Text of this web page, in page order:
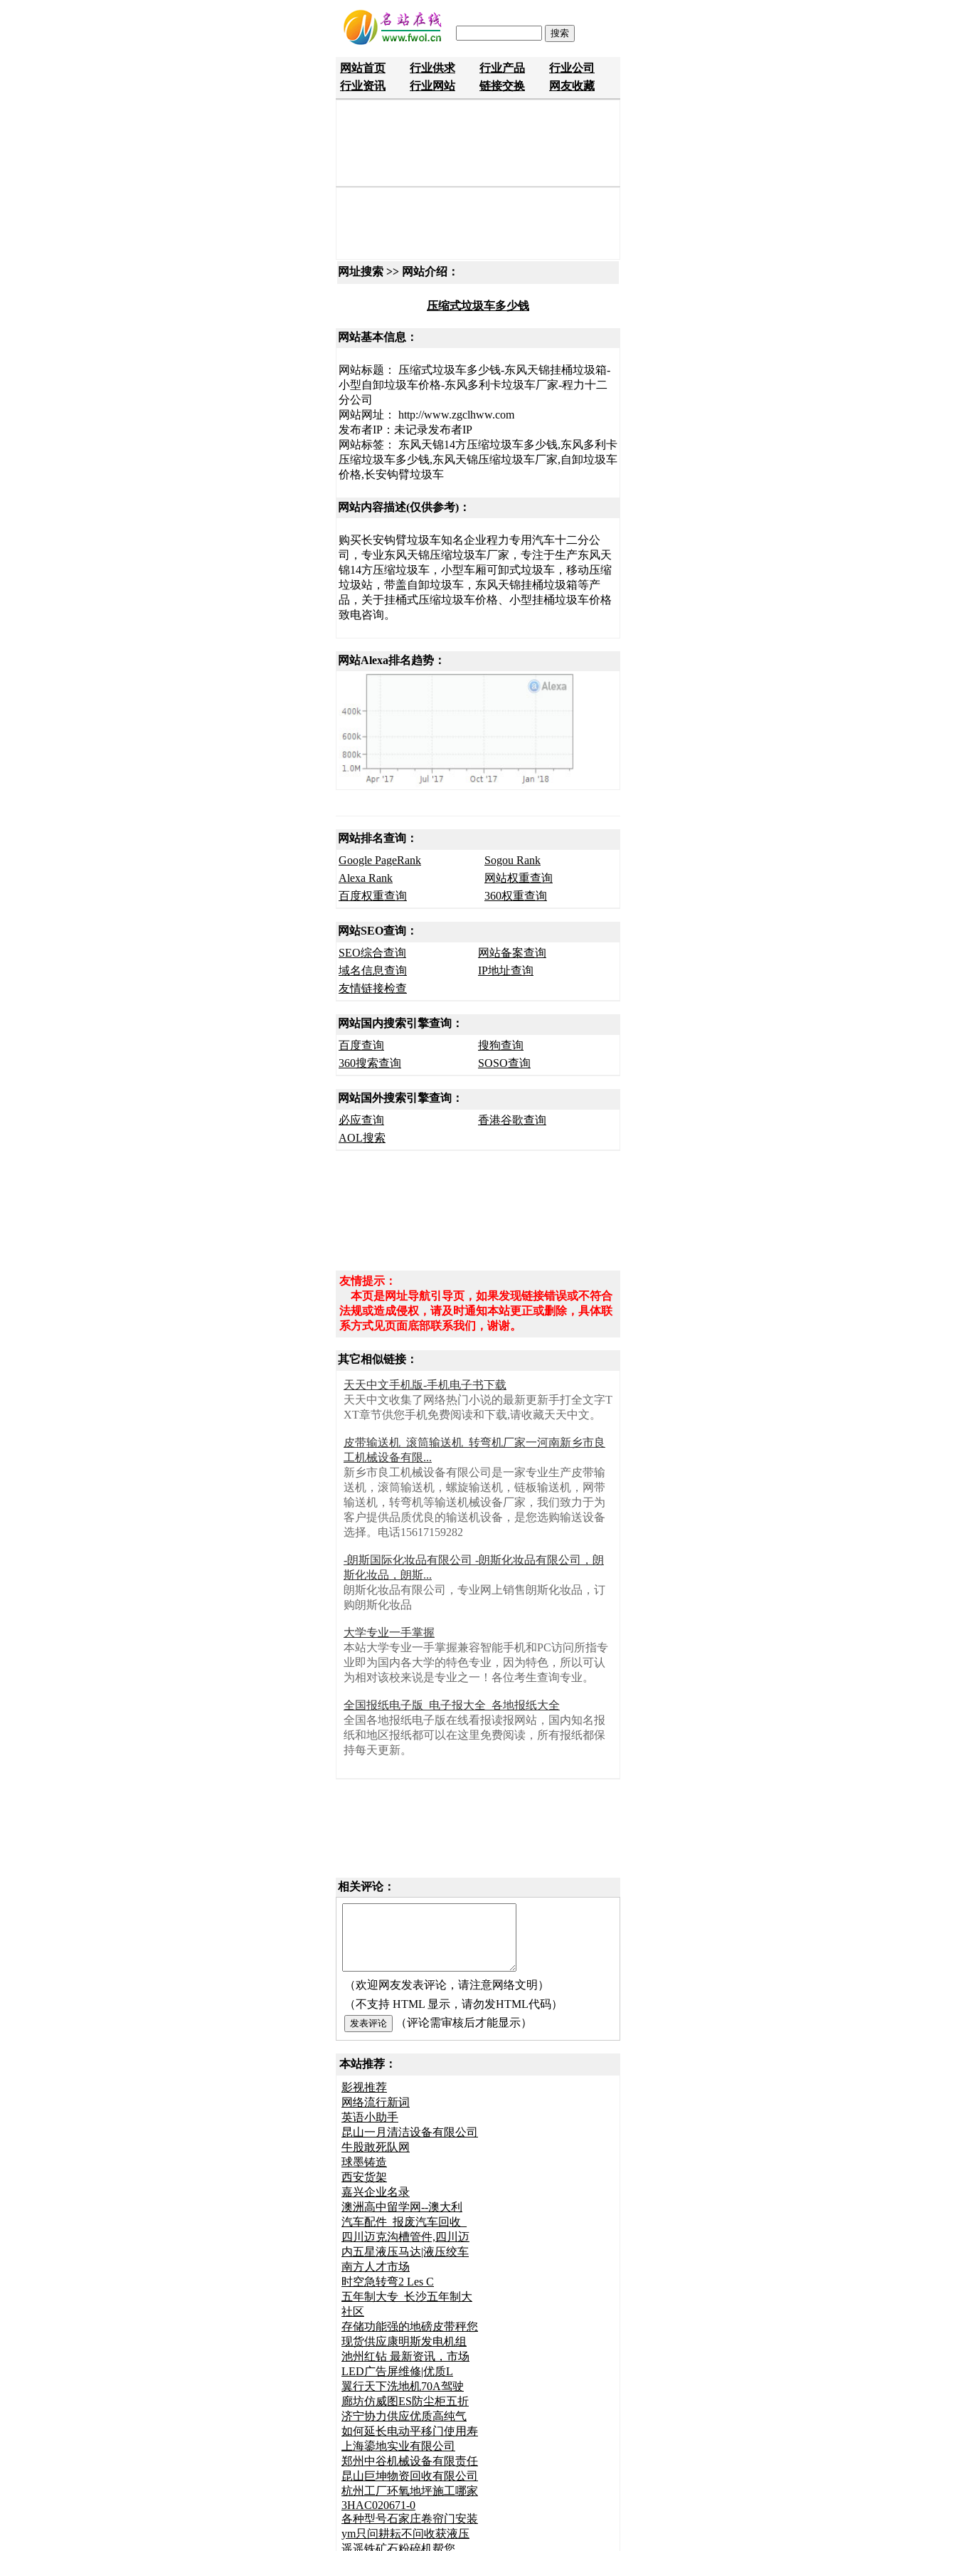
网站首页 行业供求 行业产品
行业公司
行业资讯
行业网站 链接交换 网友收藏
网址搜索 >> 网站介绍：
压缩式垃圾车多少钱
网站基本信息：
网站标题： 压缩式垃圾车多少钱-东风天锦挂桶垃圾箱-
小型自卸垃圾车价格-东风多利卡垃圾车厂家-程力十二
分公司
网站网址： http://www.zgclhww.com
发布者IP：未记录发布者IP
网站标签： 东风天锦14方压缩垃圾车多少钱,东风多利卡
压缩垃圾车多少钱,东风天锦压缩垃圾车厂家,自卸垃圾车
价格,长安钩臂垃圾车
网站内容描述(仅供参考)：
购买长安钩臂垃圾车知名企业程力专用汽车十二分公
司，专业东风天锦压缩垃圾车厂家，专注于生产东风天
锦14方压缩垃圾车，小型车厢可卸式垃圾车，移动压缩
垃圾站，带盖自卸垃圾车，东风天锦挂桶垃圾箱等产
品，关于挂桶式压缩垃圾车价格、小型挂桶垃圾车价格
致电咨询。
网站Alexa排名趋势：
网站排名查询：
Google PageRank
Sogou Rank
Alexa Rank
网站权重查询
百度权重查询
360权重查询
网站SEO查询：
SEO综合查询
网站备案查询
域名信息查询
IP地址查询
友情链接检查
网站国内搜索引擎查询：
百度查询
搜狗查询
360搜索查询
SOSO查询
网站国外搜索引擎查询：
必应查询
香港谷歌查询
AOL搜索
友情提示：
本页是网址导航引导页，如果发现链接错误或不符合
法规或造成侵权，请及时通知本站更正或删除，具体联
系方式见页面底部联系我们，谢谢。
其它相似链接：
天天中文手机版-手机电子书下载
天天中文收集了网络热门小说的最新更新手打全文字T
XT章节供您手机免费阅读和下载,请收藏天天中文。
皮带输送机_滚筒输送机_转弯机厂家一河南新乡市良
工机械设备有限...
新乡市良工机械设备有限公司是一家专业生产皮带输
送机，滚筒输送机，螺旋输送机，链板输送机，网带
输送机，转弯机等输送机械设备厂家，我们致力于为
客户提供品质优良的输送机设备，是您选购输送设备
选择。电话15617159282
-朗斯国际化妆品有限公司 -朗斯化妆品有限公司，朗
斯化妆品，朗斯...
朗斯化妆品有限公司，专业网上销售朗斯化妆品，订
购朗斯化妆品
大学专业一手掌握
本站大学专业一手掌握兼容智能手机和PC访问所指专
业即为国内各大学的特色专业，因为特色，所以可认
为相对该校来说是专业之一！各位考生查询专业。
全国报纸电子版_电子报大全_各地报纸大全
全国各地报纸电子版在线看报读报网站，国内知名报
纸和地区报纸都可以在这里免费阅读，所有报纸都保
持每天更新。
相关评论：
（欢迎网友发表评论，请注意网络文明）
（不支持 HTML 显示，请勿发HTML代码）
（评论需审核后才能显示）
本站推荐：
影视推荐
网络流行新词
英语小助手
昆山一月清洁设备有限公司
牛股敢死队网
球墨铸造
西安货架
嘉兴企业名录
澳洲高中留学网--澳大利
汽车配件_报废汽车回收_
四川迈克沟槽管件,四川迈
内五星液压马达|液压绞车
南方人才市场
时空急转弯2 Les C
五年制大专_长沙五年制大
社区
存储功能强的地磅皮带秤您
现货供应康明斯发电机组
池州红钻 最新资讯，市场
LED广告屏维修|优质L
翼行天下洗地机70A驾驶
廊坊仿威图ES防尘柜五折
济宁协力供应优质高纯气
如何延长电动平移门使用寿
上海鎏地实业有限公司
郑州中谷机械设备有限责任
昆山巨坤物资回收有限公司
杭州工厂环氧地坪施工哪家
3HAC020671-0
各种型号石家庄卷帘门安装
ym只问耕耘不问收获液压
遥遥铁矿石粉碎机帮您